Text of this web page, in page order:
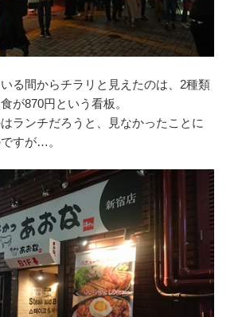
る間からチラリと見えたのは、2種類
が870円という看板。
ランチだろうと、見なかったことに
すが…。